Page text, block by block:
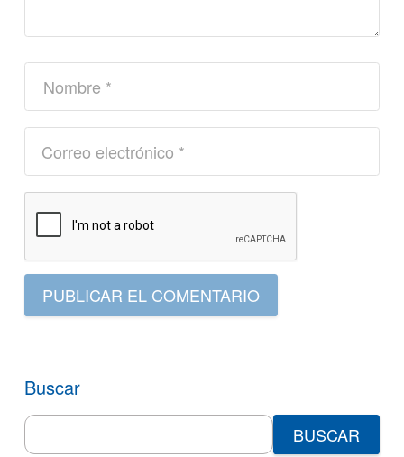
PUBLICAR EL COMENTARIO
Buscar
Search
for: